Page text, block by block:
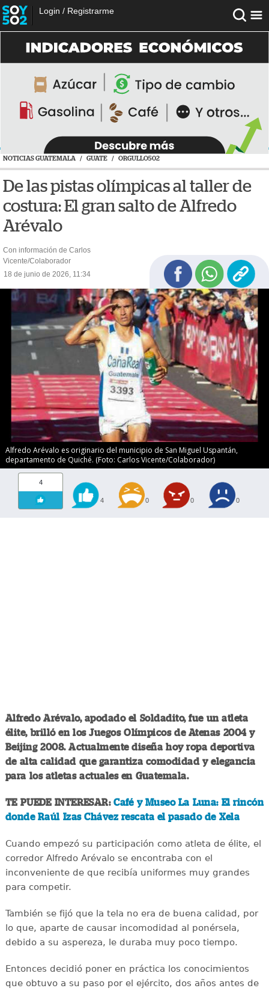
Login / Registrarme
NOTICIAS GUATEMALA / GUATE / ORGULLO502
De las pistas olímpicas al taller de
costura: El gran salto de Alfredo
Arévalo
Con información de Carlos
Vicente/Colaborador
18 de junio de 2026, 11:34
Alfredo Arévalo es originario del municipio de San Miguel Uspantán,
departamento de Quiché. (Foto: Carlos Vicente/Colaborador)
4
4 0 0 0
Alfredo Arévalo, apodado el Soldadito, fue un atleta
élite, brilló en los Juegos Olímpicos de Atenas 2004 y
Beijing 2008. Actualmente diseña hoy ropa deportiva
de alta calidad que garantiza comodidad y elegancia
para los atletas actuales en Guatemala.
TE PUEDE INTERESAR:Café y Museo La Luna: El rincón
donde Raúl Izas Chávez rescata el pasado de Xela
Cuando empezó su participación como atleta de élite, el
corredor Alfredo Arévalo se encontraba con el
inconveniente de que recibía uniformes muy grandes
para competir.
También se fijó que la tela no era de buena calidad, por
lo que, aparte de causar incomodidad al ponérsela,
debido a su aspereza, le duraba muy poco tiempo.
Entonces decidió poner en práctica los conocimientos
que obtuvo a su paso por el ejército, dos años antes de